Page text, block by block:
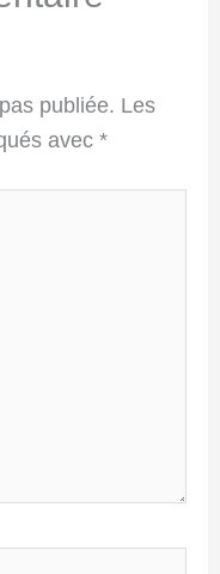
publiée. Les
avec*